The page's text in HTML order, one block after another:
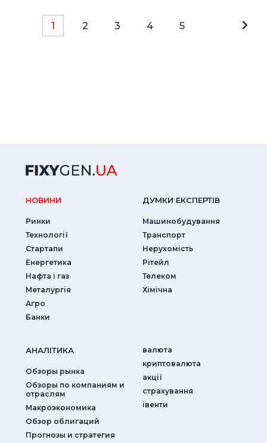
1 2 3 4 5
НОВИНИ
Ринки
Технології
Стартапи
Енергетика
Нафта і газ
Металургія
Агро
Банки
ДУМКИ ЕКСПЕРТIВ
Машинобудування
Транспорт
Нерухомість
Рітейл
Телеком
Хімічна
АНАЛIТИКА
Обзоры рынка
Обзоры по компаниям и
отраслям
Макроэкономика
Обзор облигаций
Прогнозы и стратегия
валюта
криптовалюта
акції
страхування
iвенти